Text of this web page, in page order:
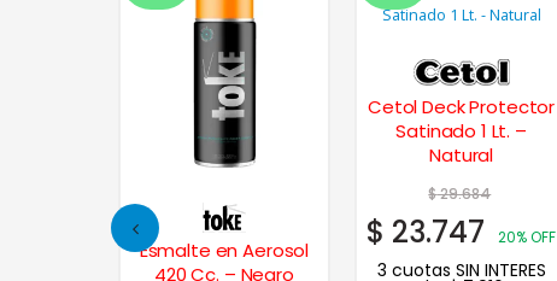
Esmalte en Aerosol
420 Cc. – Negro
Cetol Deck Protector
Satinado 1 Lt. –
Natural
$29.684
$ 23.747 20% OFF
3 cuotas SIN INTERES